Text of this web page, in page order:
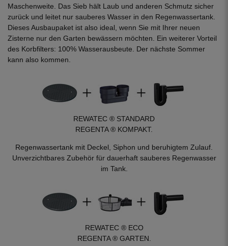
Maschenweite. Das Sieb hält Laub und anderen Schmutz sicher
zurück und leitet nur sauberes Wasser in den Regenwassertank.
Dieses Ausbaupaket ist also ideal, wenn Sie mit Ihrer neuen
Zisterne nur den Garten bewässern möchten. Ein weiterer Vorteil
des Korbfilters: 100% Wasserausbeute. Der nächste Sommer
kann also kommen.
REWATEC ® STANDARD
REGENTA ® KOMPAKT.
Regenwassertank mit Deckel, Siphon und beruhigtem Zulauf.
Unverzichtbares Zubehör für dauerhaft sauberes Regenwasser
im Tank.
REWATEC ® ECO
REGENTA ® GARTEN.